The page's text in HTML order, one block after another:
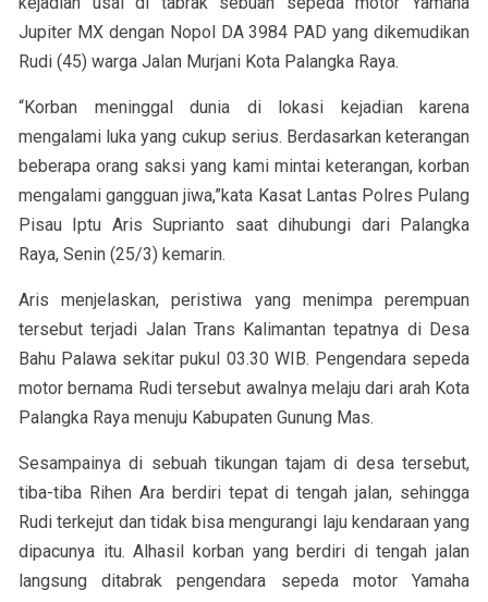
Jupiter MX dengan Nopol DA 3984 PAD yang dikemudikan
Rudi (45) warga Jalan Murjani Kota Palangka Raya.
“Korban meninggal dunia di lokasi kejadian karena
mengalami luka yang cukup serius. Berdasarkan keterangan
beberapa orang saksi yang kami mintai keterangan, korban
mengalami gangguan jiwa,”kata Kasat Lantas Polres Pulang
Pisau Iptu Aris Suprianto saat dihubungi dari Palangka
Raya, Senin (25/3) kemarin.
Aris menjelaskan, peristiwa yang menimpa perempuan
tersebut terjadi Jalan Trans Kalimantan tepatnya di Desa
Bahu Palawa sekitar pukul 03.30 WIB. Pengendara sepeda
motor bernama Rudi tersebut awalnya melaju dari arah Kota
Palangka Raya menuju Kabupaten Gunung Mas.
Sesampainya di sebuah tikungan tajam di desa tersebut,
tiba-tiba Rihen Ara berdiri tepat di tengah jalan, sehingga
Rudi terkejut dan tidak bisa mengurangi laju kendaraan yang
dipacunya itu. Alhasil korban yang berdiri di tengah jalan
langsung ditabrak pengendara sepeda motor Yamaha